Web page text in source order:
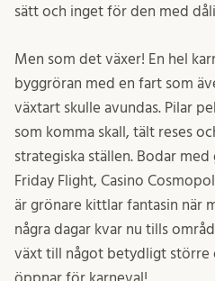
sätt och inget för den med
Men som det växer! En hel
byggröran med en fart som
växtart skulle avundas. Pilar
som komma skall, tält reses
strategiska ställen. Bodar med
Friday Flight, Casino
är grönare kittlar fantasin när
några dagar kvar nu tills
växt till något betydligt större
öppnar för karneval!